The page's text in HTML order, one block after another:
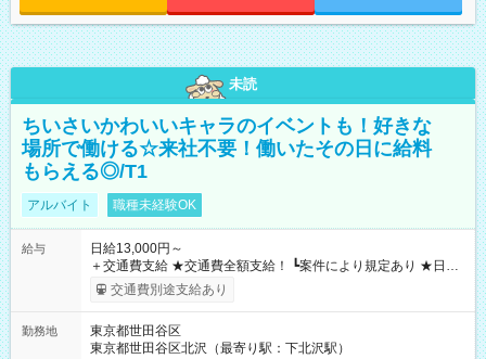
未読
ちいさいかわいいキャラのイベントも！好きな
場所で働ける☆来社不要！働いたその日に給料
もらえる◎/T1
アルバイト 職種未経験OK
給与
日給13,000円～
＋交通費支給 ★交通費全額支給！ ┗案件により規定あり ★日払
いOK！（規定あり） ┗働いたその日に現金GET♪ お仕事後はコ
ンビニATMから 日払い分を引き落とせます！ 【試用期間】試
交通費別途支給あり
勤務地
東京都世田谷区
東京都世田谷区北沢（最寄り駅：下北沢駅）